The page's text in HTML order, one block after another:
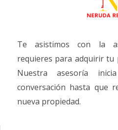
Te asistimos con la
requieres para adquirir tu
Nuestra asesoría
conversación hasta que
nueva propiedad.